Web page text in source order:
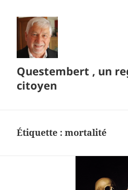
Questembert , un
citoyen
Étiquette :mortalité